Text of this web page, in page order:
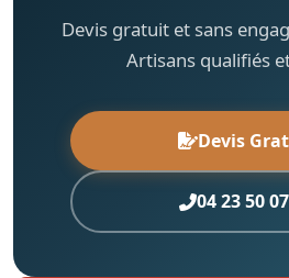
Devis gratuit et sans
Artisans qualifiés
Devis
04 23 50